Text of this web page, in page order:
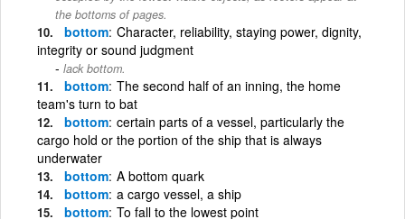
the bottoms of pages.
bottom Character, reliability, staying power, dignity,
integrity or sound judgment
lack bottom.
bottom The second half of an inning, the home
team's turn to bat
bottom certain parts of a vessel, particularly the
cargo hold or the portion of the ship that is always
underwater
bottom A bottom quark
bottom a cargo vessel, a ship
bottom To fall to the lowest point